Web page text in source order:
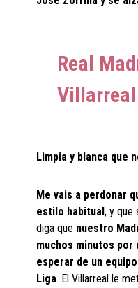
Real
Villarreal
Limpia y blanca que
Me vais a perdonar
estilo habitual, y que
diga que nuestro
muchos minutos por
esperar de un
Liga. El Villarreal le